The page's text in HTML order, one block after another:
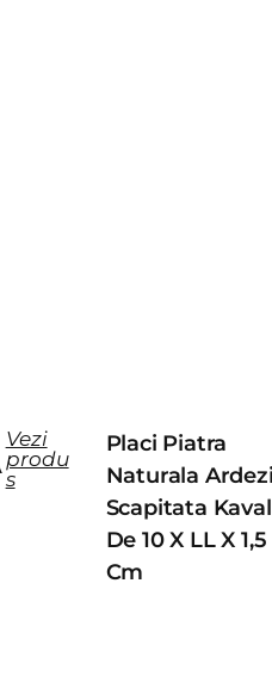
Vezi
produ
s
Placi Piatra
Naturala
Scapitata
De 10 X LL X 1,5
Cm